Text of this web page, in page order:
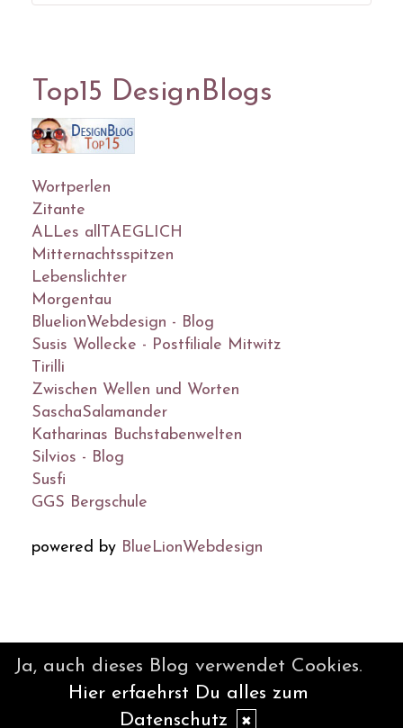
Top15 DesignBlogs
Wortperlen
Zitante
ALLes allTAEGLICH
Mitternachtsspitzen
Lebenslichter
Morgentau
BluelionWebdesign - Blog
Susis Wollecke - Postfiliale Mitwitz
Tirilli
Zwischen Wellen und Worten
SaschaSalamander
Katharinas Buchstabenwelten
Silvios - Blog
Susfi
GGS Bergschule
powered by BlueLionWebdesign
BlueLionWebdesign.de
Ja, auch dieses Blog verwendet Cookies.
Hier erfaehrst Du alles zum
Datenschutz
✖